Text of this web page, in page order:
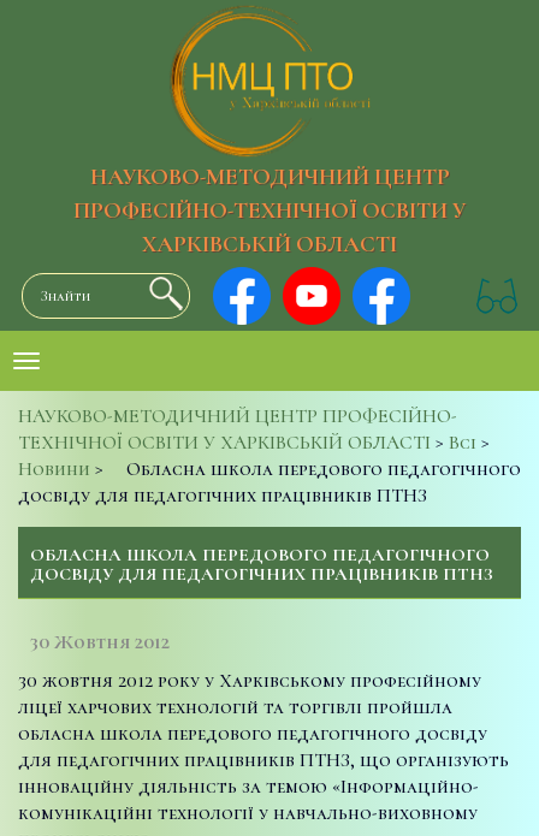
НАУКОВО-МЕТОДИЧНИЙ ЦЕНТР
ПРОФЕСІЙНО-ТЕХНІЧНОЇ ОСВІТИ У
ХАРКІВСЬКІЙ ОБЛАСТІ
НАУКОВО-МЕТОДИЧНИЙ ЦЕНТР ПРОФЕСІЙНО-
ТЕХНІЧНОЇ ОСВІТИ У ХАРКІВСЬКІЙ ОБЛАСТІ > Всі >
Новини >
Обласна школа передового педагогічного
досвіду для педагогічних працівників ПТНЗ
ОБЛАСНА ШКОЛА ПЕРЕДОВОГО ПЕДАГОГІЧНОГО
ДОСВІДУ ДЛЯ ПЕДАГОГІЧНИХ ПРАЦІВНИКІВ ПТНЗ
30 Жовтня 2012
30 жовтня 2012 року у Харківському професійному
ліцеї харчових технологій та торгівлі пройшла
обласна школа передового педагогічного досвіду
для педагогічних працівників ПТНЗ, що організують
інноваційну діяльність за темою «Інформаційно-
комунікаційні технології у навчально-виховному